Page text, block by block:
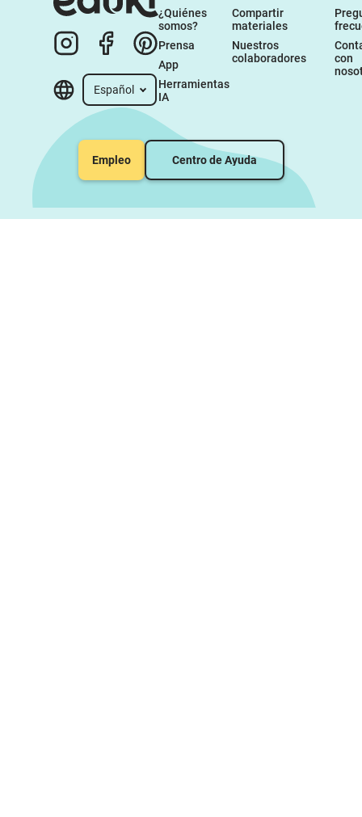
Español
¿Quiénes
somos?
Prensa
App
Herramientas
IA
Compartir
materiales
Nuestros
colaboradores
con
Empleo Centro de Ayuda